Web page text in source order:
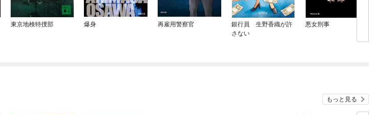
東京地検特捜部 爆身 再雇用警察官
銀行員 生野香織が許
さない
悪女刑事
もっと見る